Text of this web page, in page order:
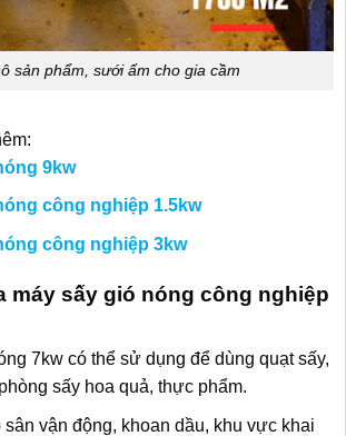
sản phẩm, sưới ấm cho gia cầm
9kw
công nghiệp 1.5kw
công nghiệp 3kw
máy sấy gió nóng công nghiệp
7kw có thể sử dụng để dùng quạt sấy,
sấy hoa quả, thực phẩm.
vận động, khoan dầu, khu vực khai